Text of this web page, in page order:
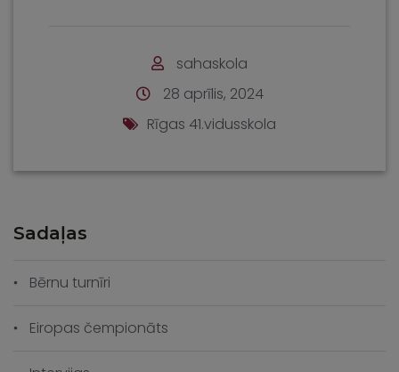
sahaskola
28 aprīlis, 2024
Rīgas 41.vidusskola
Sadaļas
Bērnu turnīri
Eiropas čempionāts